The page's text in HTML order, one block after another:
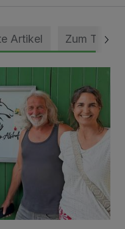
Artikel Zum Thema
gewürdigt